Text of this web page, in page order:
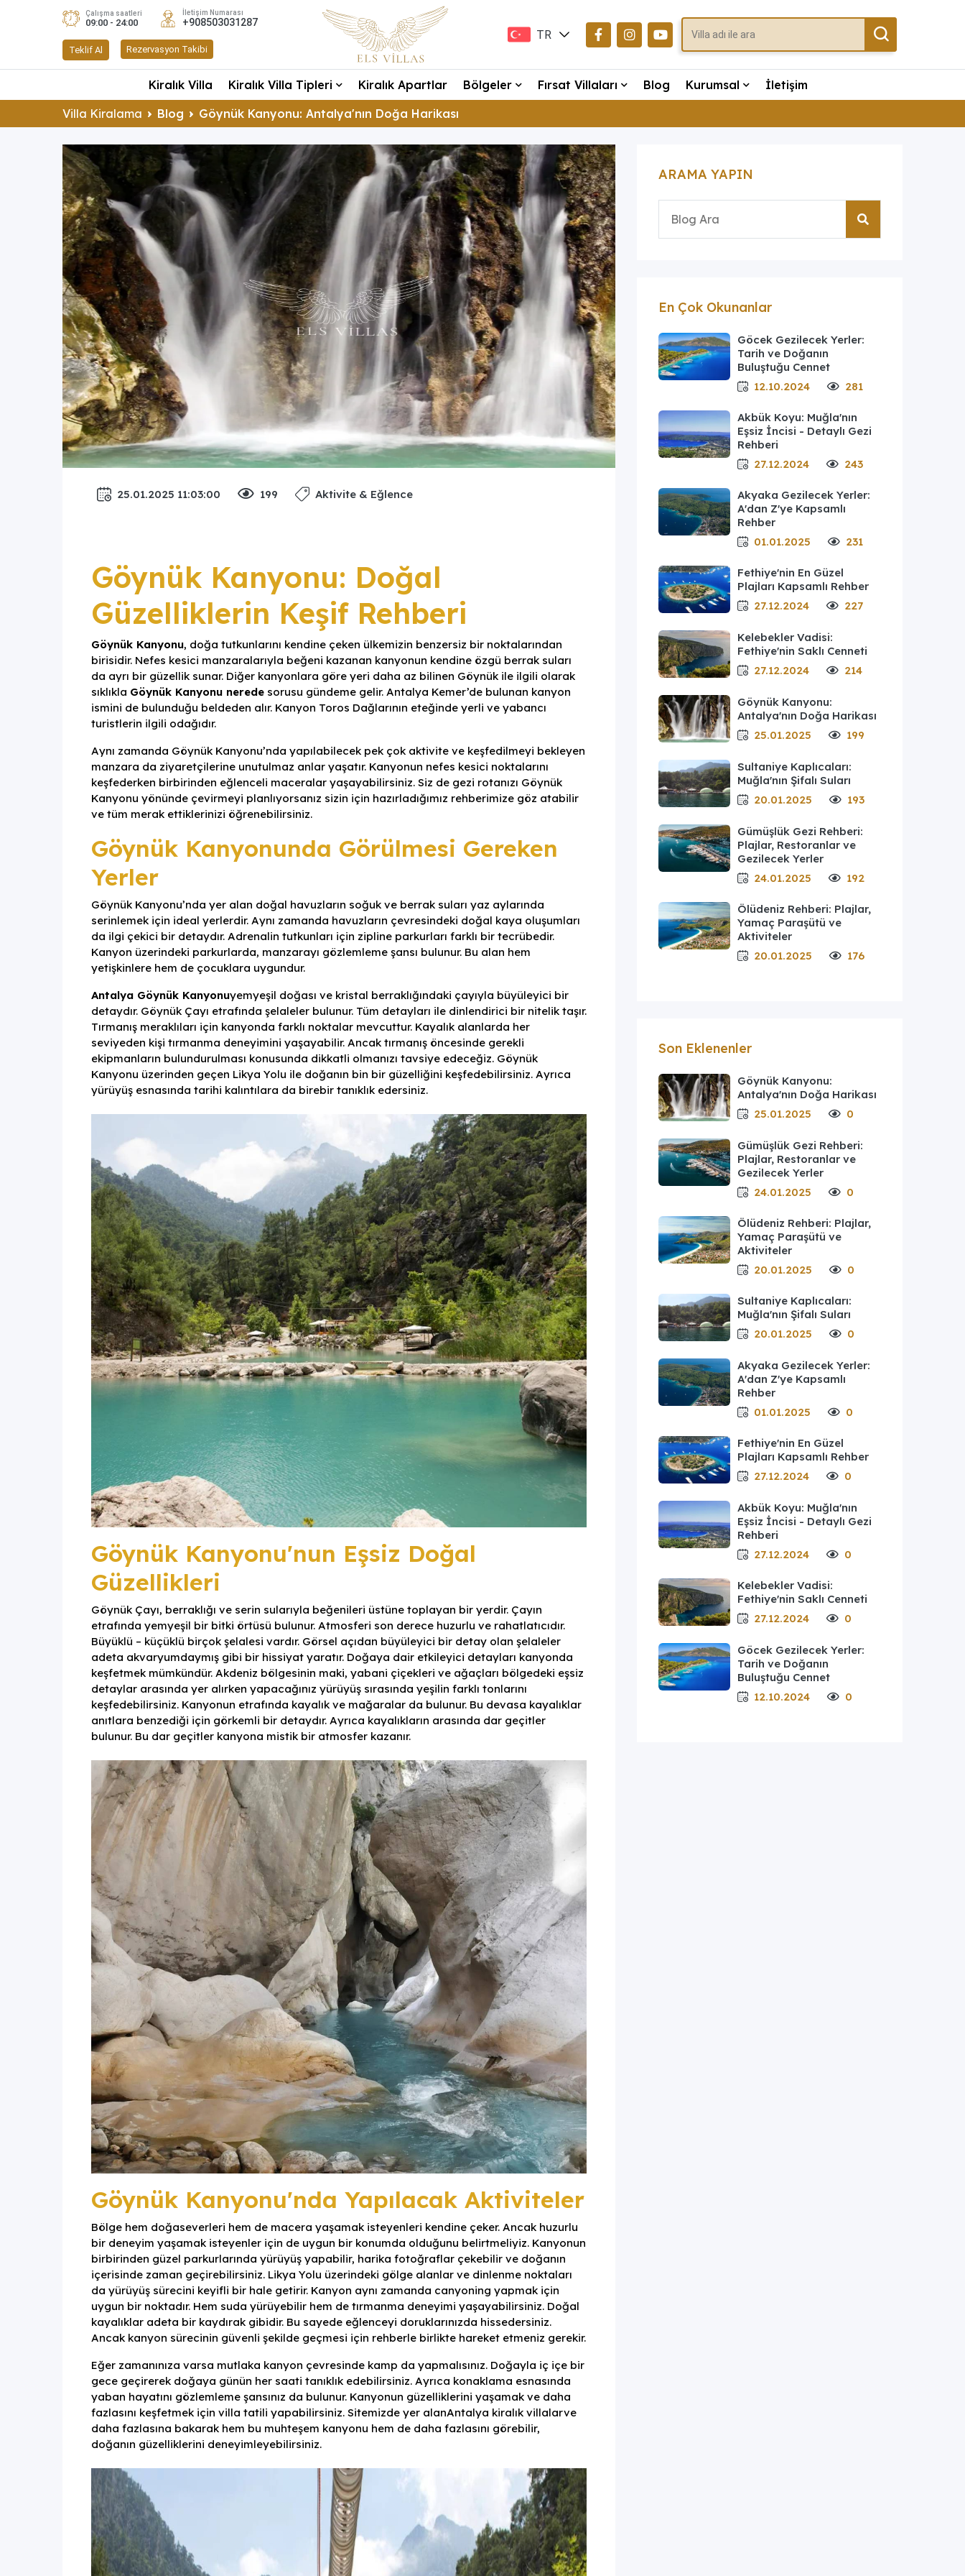
Çalışma saatleri
09:00 - 24:00
İletişim Numarası
+908503031287
Teklif Al Rezervasyon Takibi
TR
DE
Kiralık Villa Kiralık Villa Tipleri Kiralık Apartlar Bölgeler Fırsat Villaları Blog Kurumsal
İletişim
Villa Kiralama
Blog Göynük Kanyonu: Antalya'nın Doğa Harikası
25.01.2025 11:03:00 199 Aktivite & Eğlence
Göynük Kanyonu: Doğal
Güzelliklerin Keşif Rehberi
Göynük Kanyonu, doğa tutkunlarını kendine çeken ülkemizin benzersiz bir noktalarından
birisidir. Nefes kesici manzaralarıyla beğeni kazanan kanyonun kendine özgü berrak suları
da ayrı bir güzellik sunar. Diğer kanyonlara göre yeri daha az bilinen Göynük ile ilgili olarak
sıklıkla Göynük Kanyonu nerede sorusu gündeme gelir. Antalya Kemer’de bulunan kanyon
ismini de bulunduğu beldeden alır. Kanyon Toros Dağlarının eteğinde yerli ve yabancı
turistlerin ilgili odağıdır.
Aynı zamanda Göynük Kanyonu’nda yapılabilecek pek çok aktivite ve keşfedilmeyi bekleyen
manzara da ziyaretçilerine unutulmaz anlar yaşatır. Kanyonun nefes kesici noktalarını
keşfederken birbirinden eğlenceli maceralar yaşayabilirsiniz. Siz de gezi rotanızı Göynük
Kanyonu yönünde çevirmeyi planlıyorsanız sizin için hazırladığımız rehberimize göz atabilir
ve tüm merak ettiklerinizi öğrenebilirsiniz.
Göynük Kanyonunda Görülmesi Gereken
Yerler
Göynük Kanyonu’nda yer alan doğal havuzların soğuk ve berrak suları yaz aylarında
serinlemek için ideal yerlerdir. Aynı zamanda havuzların çevresindeki doğal kaya oluşumları
da ilgi çekici bir detaydır. Adrenalin tutkunları için zipline parkurları farklı bir tecrübedir.
Kanyon üzerindeki parkurlarda, manzarayı gözlemleme şansı bulunur. Bu alan hem
yetişkinlere hem de çocuklara uygundur.
Antalya Göynük Kanyonuyemyeşil doğası ve kristal berraklığındaki çayıyla büyüleyici bir
detaydır. Göynük Çayı etrafında şelaleler bulunur. Tüm detayları ile dinlendirici bir nitelik taşır.
Tırmanış meraklıları için kanyonda farklı noktalar mevcuttur. Kayalık alanlarda her
seviyeden kişi tırmanma deneyimini yaşayabilir. Ancak tırmanış öncesinde gerekli
ekipmanların bulundurulması konusunda dikkatli olmanızı tavsiye edeceğiz. Göynük
Kanyonu üzerinden geçen Likya Yolu ile doğanın bin bir güzelliğini keşfedebilirsiniz. Ayrıca
yürüyüş esnasında tarihi kalıntılara da birebir tanıklık edersiniz.
Göynük Kanyonu'nun Eşsiz Doğal
Güzellikleri
Göynük Çayı, berraklığı ve serin sularıyla beğenileri üstüne toplayan bir yerdir. Çayın
etrafında yemyeşil bir bitki örtüsü bulunur. Atmosferi son derece huzurlu ve rahatlatıcıdır.
Büyüklü – küçüklü birçok şelalesi vardır. Görsel açıdan büyüleyici bir detay olan şelaleler
adeta akvaryumdaymış gibi bir hissiyat yaratır. Doğaya dair etkileyici detayları kanyonda
keşfetmek mümkündür. Akdeniz bölgesinin maki, yabani çiçekleri ve ağaçları bölgedeki eşsiz
detaylar arasında yer alırken yapacağınız yürüyüş sırasında yeşilin farklı tonlarını
keşfedebilirsiniz. Kanyonun etrafında kayalık ve mağaralar da bulunur. Bu devasa kayalıklar
anıtlara benzediği için görkemli bir detaydır. Ayrıca kayalıkların arasında dar geçitler
bulunur. Bu dar geçitler kanyona mistik bir atmosfer kazanır.
Göynük Kanyonu'nda Yapılacak Aktiviteler
Bölge hem doğaseverleri hem de macera yaşamak isteyenleri kendine çeker. Ancak huzurlu
bir deneyim yaşamak isteyenler için de uygun bir konumda olduğunu belirtmeliyiz. Kanyonun
birbirinden güzel parkurlarında yürüyüş yapabilir, harika fotoğraflar çekebilir ve doğanın
içerisinde zaman geçirebilirsiniz. Likya Yolu üzerindeki gölge alanlar ve dinlenme noktaları
da yürüyüş sürecini keyifli bir hale getirir. Kanyon aynı zamanda canyoning yapmak için
uygun bir noktadır. Hem suda yürüyebilir hem de tırmanma deneyimi yaşayabilirsiniz. Doğal
kayalıklar adeta bir kaydırak gibidir. Bu sayede eğlenceyi doruklarınızda hissedersiniz.
Ancak kanyon sürecinin güvenli şekilde geçmesi için rehberle birlikte hareket etmeniz gerekir.
Eğer zamanınıza varsa mutlaka kanyon çevresinde kamp da yapmalısınız. Doğayla iç içe bir
gece geçirerek doğaya günün her saati tanıklık edebilirsiniz. Ayrıca konaklama esnasında
yaban hayatını gözlemleme şansınız da bulunur. Kanyonun güzelliklerini yaşamak ve daha
fazlasını keşfetmek için villa tatili yapabilirsiniz. Sitemizde yer alanAntalya kiralık villalarve
daha fazlasına bakarak hem bu muhteşem kanyonu hem de daha fazlasını görebilir,
doğanın güzelliklerini deneyimleyebilirsiniz.
ARAMA YAPIN
En Çok Okunanlar
Göcek Gezilecek Yerler:
Tarih ve Doğanın
Buluştuğu Cennet
12.10.2024
281
Akbük Koyu: Muğla'nın
Eşsiz İncisi - Detaylı Gezi
Rehberi
27.12.2024
243
Akyaka Gezilecek Yerler:
A'dan Z'ye Kapsamlı
Rehber
01.01.2025
231
Fethiye'nin En Güzel
Plajları Kapsamlı Rehber
27.12.2024
227
Kelebekler Vadisi:
Fethiye'nin Saklı Cenneti
27.12.2024
214
Göynük Kanyonu:
Antalya'nın Doğa Harikası
25.01.2025
199
Sultaniye Kaplıcaları:
Muğla'nın Şifalı Suları
20.01.2025
193
Gümüşlük Gezi Rehberi:
Plajlar, Restoranlar ve
Gezilecek Yerler
24.01.2025
192
Ölüdeniz Rehberi: Plajlar,
Yamaç Paraşütü ve
Aktiviteler
20.01.2025
176
Son Eklenenler
Göynük Kanyonu:
Antalya'nın Doğa Harikası
25.01.2025
0
Gümüşlük Gezi Rehberi:
Plajlar, Restoranlar ve
Gezilecek Yerler
24.01.2025
0
Ölüdeniz Rehberi: Plajlar,
Yamaç Paraşütü ve
Aktiviteler
20.01.2025
0
Sultaniye Kaplıcaları:
Muğla'nın Şifalı Suları
20.01.2025
0
Akyaka Gezilecek Yerler:
A'dan Z'ye Kapsamlı
Rehber
01.01.2025
0
Fethiye'nin En Güzel
Plajları Kapsamlı Rehber
27.12.2024
0
Akbük Koyu: Muğla'nın
Eşsiz İncisi - Detaylı Gezi
Rehberi
27.12.2024
0
Kelebekler Vadisi:
Fethiye'nin Saklı Cenneti
27.12.2024
0
Göcek Gezilecek Yerler:
Tarih ve Doğanın
Buluştuğu Cennet
12.10.2024
0